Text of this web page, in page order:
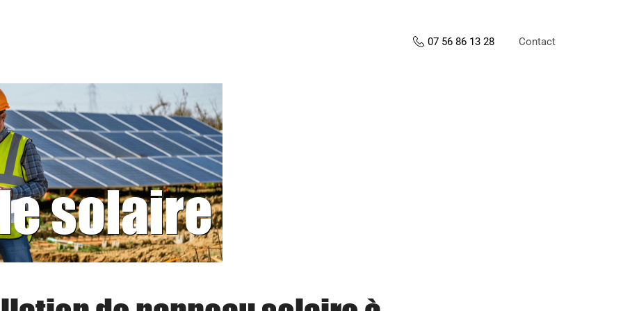
07 56 86 13 28 Contact
solaire